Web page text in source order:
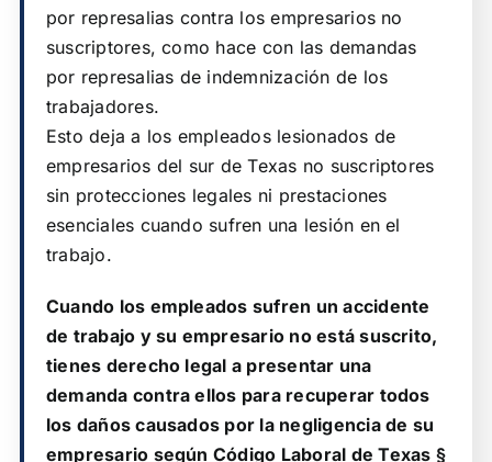
por represalias contra los empresarios no
suscriptores, como hace con las demandas
por represalias de indemnización de los
trabajadores.
Esto deja a los empleados lesionados de
empresarios del sur de Texas no suscriptores
sin protecciones legales ni prestaciones
esenciales cuando sufren una lesión en el
trabajo.
Cuando los empleados sufren un accidente
de trabajo y su empresario no está suscrito,
tienes derecho legal a presentar una
demanda contra ellos para recuperar todos
los daños causados por la negligencia de su
empresario según Código Laboral de Texas §